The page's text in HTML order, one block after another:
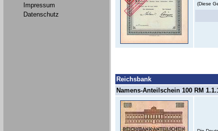
Impressum
Datenschutz
(Diese
Reichsbank
Namens-Anteilschein 100 RM